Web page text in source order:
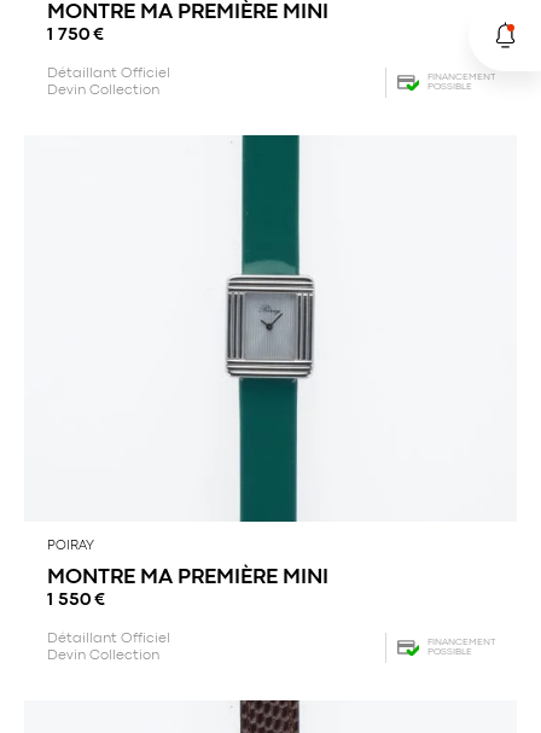
MONTRE MA PREMIÈRE MINI
1 750 €
Détaillant Officiel
Devin Collection
FINANCEMENT
POSSIBLE
POIRAY
MONTRE MA PREMIÈRE MINI
1 550 €
Détaillant Officiel
Devin Collection
FINANCEMENT
POSSIBLE